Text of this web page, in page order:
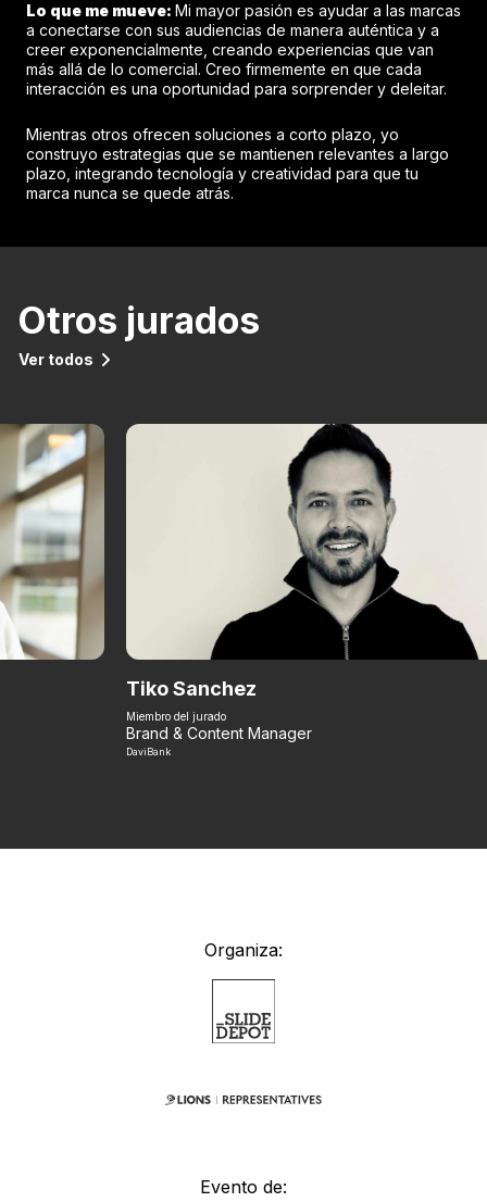
Lo que me mueve: Mi mayor pasión es ayudar a las marcas
a conectarse con sus audiencias de manera auténtica y a
creer exponencialmente, creando experiencias que van
más allá de lo comercial. Creo firmemente en que cada
interacción es una oportunidad para sorprender y deleitar.
Mientras otros ofrecen soluciones a corto plazo, yo
construyo estrategias que se mantienen relevantes a largo
plazo, integrando tecnología y creatividad para que tu
marca nunca se quede atrás.
Otros jurados
Ver todos
Tiko Sanchez
Miembro del jurado
Brand & Content Manager
DaviBank
Organiza:
Evento de: